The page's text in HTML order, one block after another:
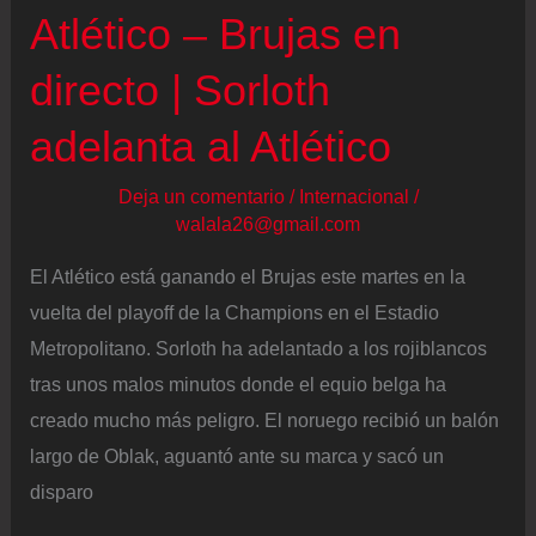
Atlético – Brujas en
directo | Sorloth
adelanta al Atlético
Deja un comentario / Internacional /
walala26@gmail.com
El Atlético está ganando el Brujas este martes en la
vuelta del playoff de la Champions en el Estadio
Metropolitano. Sorloth ha adelantado a los rojiblancos
tras unos malos minutos donde el equio belga ha
creado mucho más peligro. El noruego recibió un balón
largo de Oblak, aguantó ante su marca y sacó un
disparo